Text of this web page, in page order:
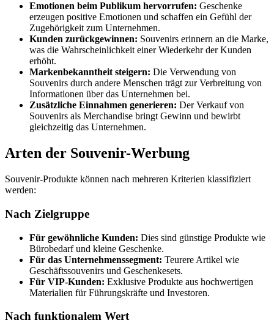
Emotionen beim Publikum hervorrufen: Geschenke
erzeugen positive Emotionen und schaffen ein Gefühl der
Zugehörigkeit zum Unternehmen.
Kunden zurückgewinnen: Souvenirs erinnern an die Marke,
was die Wahrscheinlichkeit einer Wiederkehr der Kunden
erhöht.
Markenbekanntheit steigern: Die Verwendung von
Souvenirs durch andere Menschen trägt zur Verbreitung von
Informationen über das Unternehmen bei.
Zusätzliche Einnahmen generieren: Der Verkauf von
Souvenirs als Merchandise bringt Gewinn und bewirbt
gleichzeitig das Unternehmen.
Arten der Souvenir-Werbung
Souvenir-Produkte können nach mehreren Kriterien klassifiziert
werden:
Nach Zielgruppe
Für gewöhnliche Kunden: Dies sind günstige Produkte wie
Bürobedarf und kleine Geschenke.
Für das Unternehmenssegment: Teurere Artikel wie
Geschäftssouvenirs und Geschenkesets.
Für VIP-Kunden: Exklusive Produkte aus hochwertigen
Materialien für Führungskräfte und Investoren.
Nach funktionalem Wert